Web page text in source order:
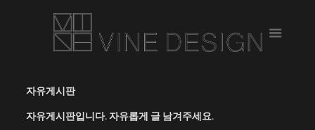
자유게시판
자유게시판입니다. 자유롭게 글 남겨주세요.